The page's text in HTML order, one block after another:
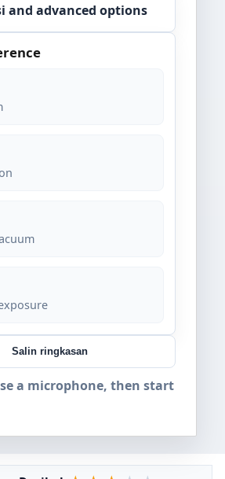
and advanced options
Salin ringkasan
a microphone, then start